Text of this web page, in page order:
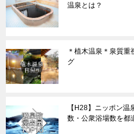
温泉とは？
＊植木温泉＊泉質
グ
【H28】ニッポン
数・公衆浴場数を都